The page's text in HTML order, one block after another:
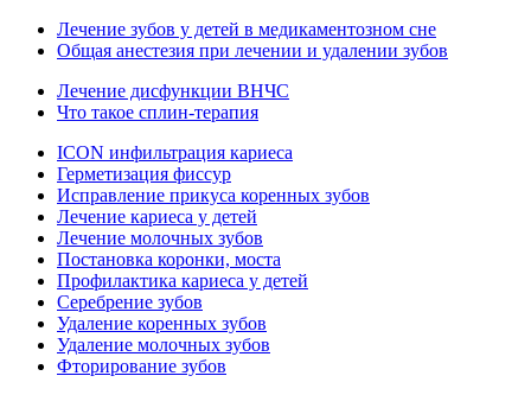
Лечение зубов у детей в медикаментозном сне
Общая анестезия при лечении и удалении зубов
Лечение дисфункции ВНЧС
Что такое сплин-терапия
ICON инфильтрация кариеса
Герметизация фиссур
Исправление прикуса коренных зубов
Лечение кариеса у детей
Лечение молочных зубов
Постановка коронки, моста
Профилактика кариеса у детей
Серебрение зубов
Удаление коренных зубов
Удаление молочных зубов
Фторирование зубов